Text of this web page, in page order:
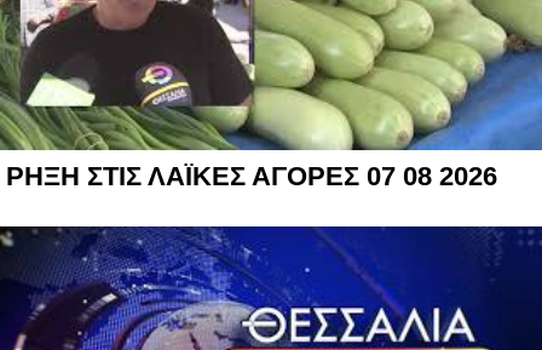
ΡΗΞΗ ΣΤΙΣ ΛΑΪΚΕΣ ΑΓΟΡΕΣ 07 08 2026